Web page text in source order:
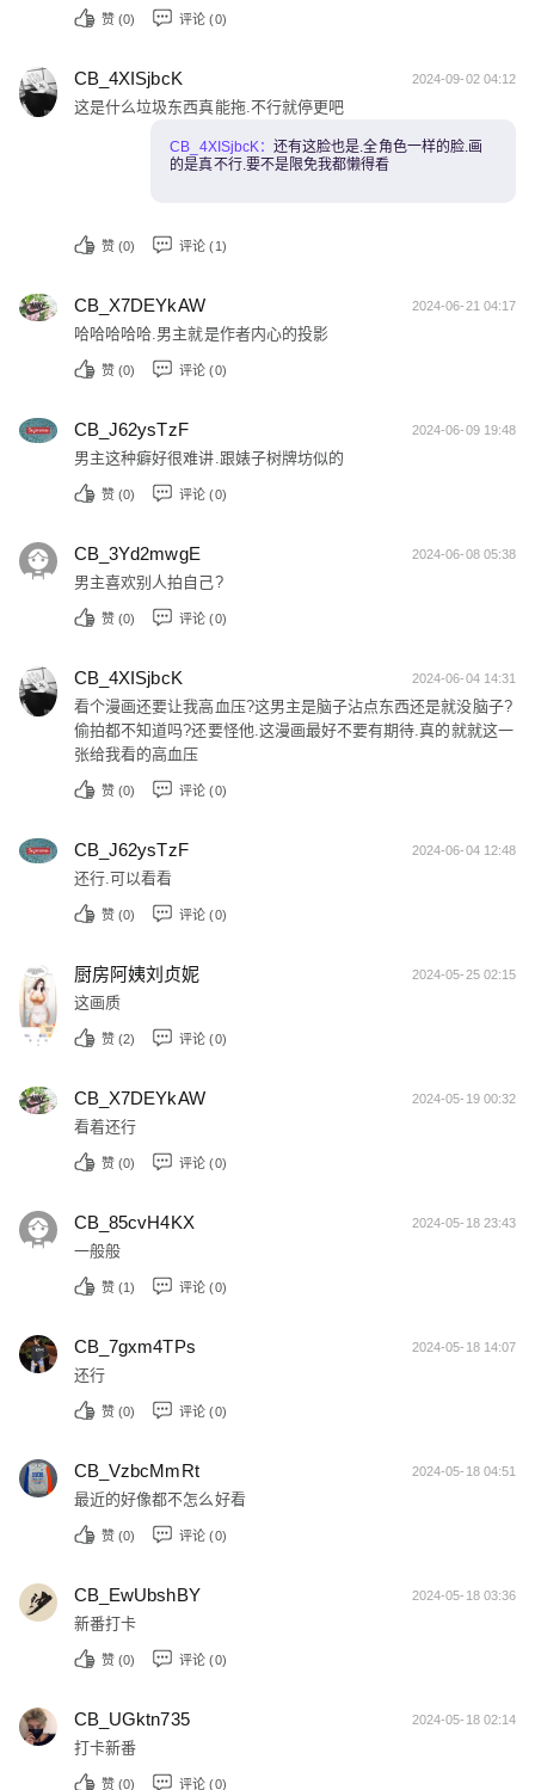
赞 (0) 评论 (0)
CB_4XISjbcK 2024-09-02 04:12
这是什么垃圾东西真能拖.不行就停更吧
CB_4XISjbcK：还有这脸也是.全角色一样的脸.画
的是真不行.要不是限免我都懒得看
赞 (0) 评论 (1)
CB_X7DEYkAW 2024-06-21 04:17
哈哈哈哈哈.男主就是作者内心的投影
赞 (0) 评论 (0)
CB_J62ysTzF 2024-06-09 19:48
男主这种癖好很难讲.跟婊子树牌坊似的
赞 (0) 评论 (0)
CB_3Yd2mwgE 2024-06-08 05:38
男主喜欢别人拍自己?
赞 (0) 评论 (0)
CB_4XISjbcK 2024-06-04 14:31
看个漫画还要让我高血压?这男主是脑子沾点东西还是就没脑子?
偷拍都不知道吗?还要怪他.这漫画最好不要有期待.真的就就这一
张给我看的高血压
赞 (0) 评论 (0)
CB_J62ysTzF 2024-06-04 12:48
还行.可以看看
赞 (0) 评论 (0)
厨房阿姨刘贞妮 2024-05-25 02:15
这画质
赞 (2) 评论 (0)
CB_X7DEYkAW 2024-05-19 00:32
看着还行
赞 (0) 评论 (0)
CB_85cvH4KX 2024-05-18 23:43
一般般
赞 (1) 评论 (0)
CB_7gxm4TPs 2024-05-18 14:07
还行
赞 (0) 评论 (0)
CB_VzbcMmRt 2024-05-18 04:51
最近的好像都不怎么好看
赞 (0) 评论 (0)
CB_EwUbshBY 2024-05-18 03:36
新番打卡
赞 (0) 评论 (0)
CB_UGktn735 2024-05-18 02:14
打卡新番
赞 (0) 评论 (0)